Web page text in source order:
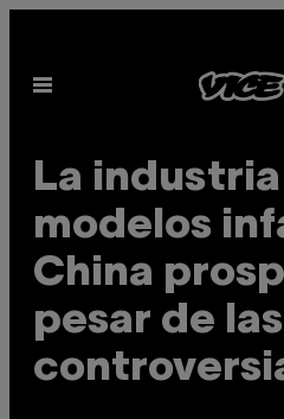
contenido
Abrir
La
modelos
China
pesar de las